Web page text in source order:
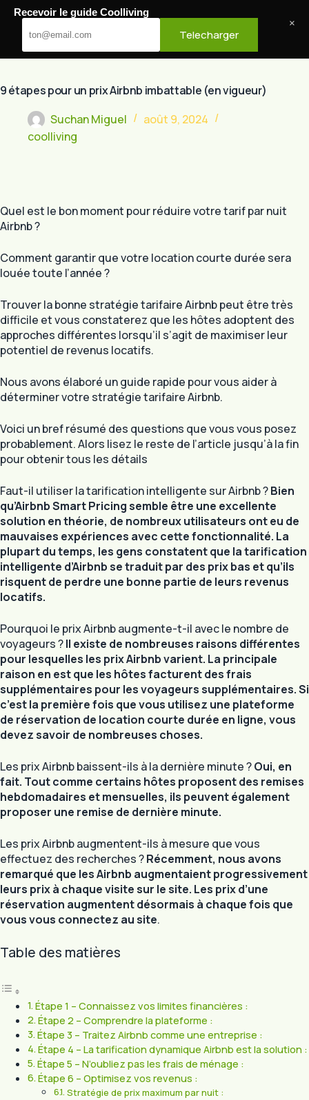
Passer
contenu
Cool Living
9 étapes pour un prix Airbnb imbattable (en vigueur)
Suchan Miguel
août 9, 2024
coolliving
Quel est le bon moment pour réduire votre tarif par nuit
Airbnb ?
Comment garantir que votre location courte durée sera
louée toute l’année ?
Trouver la bonne stratégie tarifaire Airbnb peut être très
difficile et vous constaterez que les hôtes adoptent des
approches différentes lorsqu’il s’agit de maximiser leur
potentiel de revenus locatifs.
Nous avons élaboré un guide rapide pour vous aider à
déterminer votre stratégie tarifaire Airbnb.
Voici un bref résumé des questions que vous vous posez
probablement. Alors lisez le reste de l’article jusqu’à la fin
pour obtenir tous les détails
Faut-il utiliser la tarification intelligente sur Airbnb ?Bien
qu’Airbnb Smart Pricing semble être une excellente
solution en théorie, de nombreux utilisateurs ont eu de
mauvaises expériences avec cette fonctionnalité. La
plupart du temps, les gens constatent que la tarification
intelligente d’Airbnb se traduit par des prix bas et qu’ils
risquent de perdre une bonne partie de leurs revenus
locatifs.
Pourquoi le prix Airbnb augmente-t-il avec le nombre de
voyageurs ?Il existe de nombreuses raisons différentes
pour lesquelles les prix Airbnb varient. La principale
raison en est que les hôtes facturent des frais
supplémentaires pour les voyageurs supplémentaires. Si
c’est la première fois que vous utilisez une plateforme
de réservation de location courte durée en ligne, vous
devez savoir de nombreuses choses.
Les prix Airbnb baissent-ils à la dernière minute ?Oui, en
fait. Tout comme certains hôtes proposent des remises
hebdomadaires et mensuelles, ils peuvent également
proposer une remise de dernière minute.
Les prix Airbnb augmentent-ils à mesure que vous
effectuez des recherches ?Récemment, nous avons
remarqué que les Airbnb augmentaient progressivement
leurs prix à chaque visite sur le site. Les prix d’une
réservation augmentent désormais à chaque fois que
vous vous connectez au site.
Table des matières
Étape 1 – Connaissez vos limites financières :
Étape 2 – Comprendre la plateforme :
Étape 3 – Traitez Airbnb comme une entreprise :
Étape 4 – La tarification dynamique Airbnb est la solution :
Étape 5 – N’oubliez pas les frais de ménage :
Étape 6 – Optimisez vos revenus :
Stratégie de prix maximum par nuit :
Recevoir le guide Coolliving
Telecharger
×